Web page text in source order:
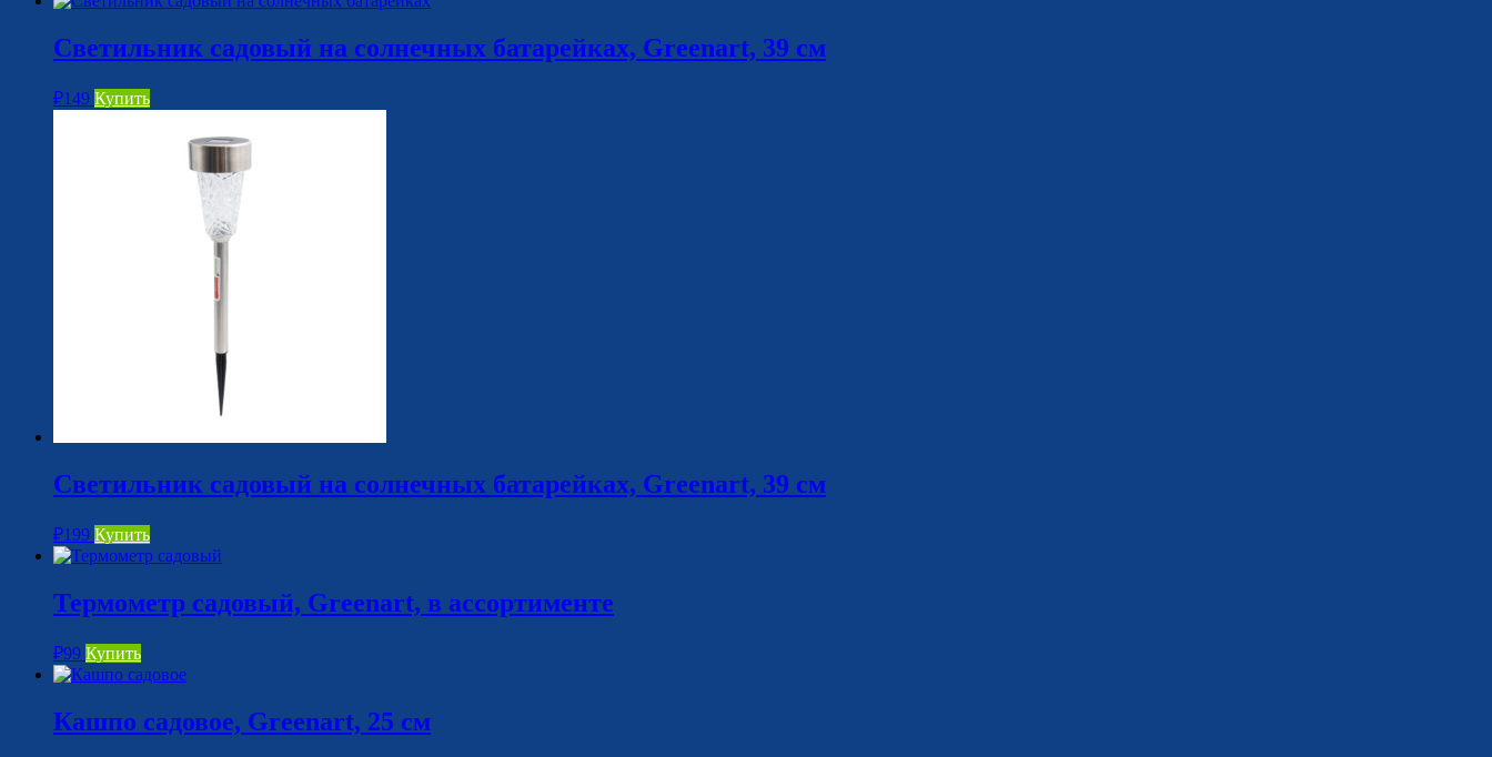
Светильник садовый на солнечных батарейках, Greenart, 39 см
₽149 Купить
Светильник садовый на солнечных батарейках, Greenart, 39 см
₽199 Купить
Термометр садовый, Greenart, в ассортименте
₽99 Купить
Кашпо садовое, Greenart, 25 см